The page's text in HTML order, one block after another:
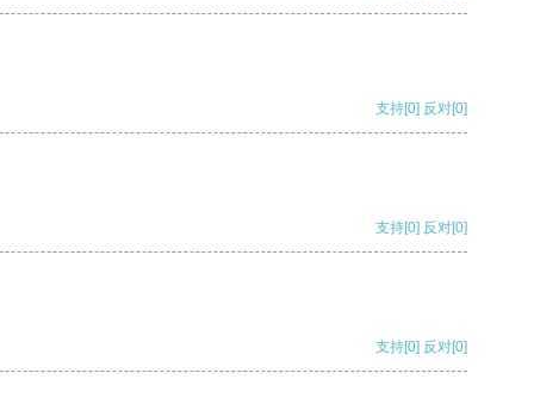
支持[0] 反对[0]
支持[0] 反对[0]
支持[0] 反对[0]